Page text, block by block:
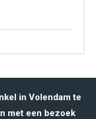
in Volendam te
met een bezoek